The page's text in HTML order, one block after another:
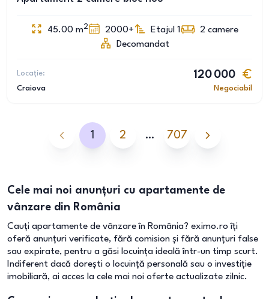
45.00 m2 2000+ Etajul 1 2 camere
Decomandat
Locație:
Craiova
120 000
Negociabil
1 2 … 707
Cele mai noi anunțuri cu apartamente de
vânzare din România
Cauți apartamente de vânzare în România? eximo.ro îți
oferă anunțuri verificate, fără comision și fără anunțuri false
sau expirate, pentru a găsi locuința ideală într-un timp scurt.
Indiferent dacă dorești o locuință personală sau o investiție
imobiliară, ai acces la cele mai noi oferte actualizate zilnic.